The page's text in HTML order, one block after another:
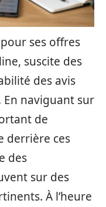
ses offres
suscite des
des avis
En naviguant sur
de
derrière ces
des
sur des
À l’heure